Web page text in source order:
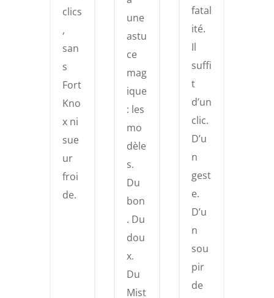
clics
,
san
s
Fort
Kno
x ni
sue
ur
froi
de.
une
astu
ce
mag
ique
: les
mo
dèle
s.
Du
bon
. Du
dou
x.
Du
Mist
fatal
ité.
Il
suffi
t
d’un
clic.
D’u
n
gest
e.
D’u
n
sou
pir
de